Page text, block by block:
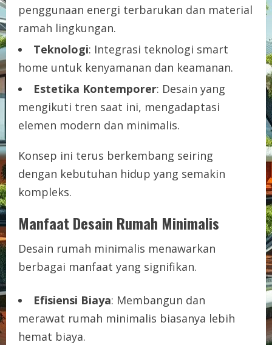
penggunaan energi terbarukan dan material
ramah lingkungan.
Teknologi: Integrasi teknologi smart
home untuk kenyamanan dan keamanan.
Estetika Kontemporer: Desain yang
mengikuti tren saat ini, mengadaptasi
elemen modern dan minimalis.
Konsep ini terus berkembang seiring
dengan kebutuhan hidup yang semakin
kompleks.
Manfaat Desain Rumah Minimalis
Desain rumah minimalis menawarkan
berbagai manfaat yang signifikan.
Efisiensi Biaya: Membangun dan
merawat rumah minimalis biasanya lebih
hemat biaya.